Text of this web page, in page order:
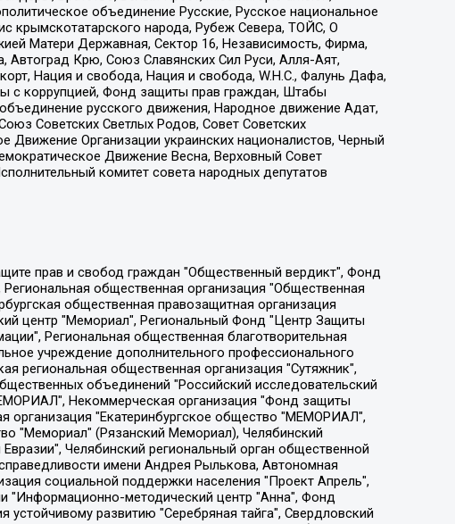
объединение Русские, Русское национальное
крымскотатарского народа, Рубеж Севера, ТОЙС, О
Матери Державная, Сектор 16, Независимость, Фирма,
Автоград Крю, Союз Славянских Сил Руси, Алля-Аят,
Нация и свобода, Нация и свобода, W.H.С., Фалунь Дафа,
с коррупцией, Фонд защиты прав граждан, Штабы
русского движения, Народное движение Адат,
Советских Светлых Родов, Совет Советских
Организации украинских националистов, Черный
Движение Весна, Верховный Совет
комитет совета народных депутатов
"Честные выборы", Еланчик Олег Александрович, Общество с ограниченной ответственностью "Нобелевский призыв", Гималова Регина Эмилевна, Григорьев Андрей Валерьевич, Григорьева Алина Александровна, Ассоциация по содействию защите прав призывников, альтернативнослужащих и военнослужащих "Правозащитная группа "Гражданин.Армия.Право", Хисамова Регина Фаритовна, Автономная некоммерческая организация по реализации социально-правовых программ "Лилит", Дальневосточное общественное движение "Маяк", Санкт-Петербургская ЛГБТ-инициативная группа "Выход", Инициативная группа ЛГБТ+ "Реверс", Алексеев Андрей Викторович, Бекбулатова Таисия Львовна, Беляев Иван Михайлович, Владыкина Елена Сергеевна, Гельман Марат Александрович, Никульшина Вероника Юрьевна, Толоконникова Надежда Андреевна, Шендерович Виктор Анатольевич, Общество с ограниченной ответственностью "Данное сообщение", Общество с ограниченной ответственностью Издательский дом "Новая глава", Айнбиндер Александра Александровна, Московский комьюнити-центр для ЛГБТ+инициатив, Благотворительный фонд развития филантропии, Deutsche Welle (Германия, Kurt-Schumacher-Strasse 3, 53113 Bonn), Борзунова Мария Михайловна, Воробьев Виктор Викторович, Голубева Анна Львовна, Константинова Алла Михайловна, Малкова Ирина Владимировна, Мурадов Мурад Абдулгалимович, Осетинская Елизавета Николаевна, Понасенков Евгений Николаевич, Ганапольский Матвей Юрьевич, Киселев Евгений Алексеевич, Борухович Ирина Григорьевна, Дремин Иван Тимофеевич, Дубровский Дмитрий Викторович, Красноярская региональная общественная организация поддержки и развития альтернативных образовательных технологий и межкультурных коммуникаций "ИНТЕРРА", Маяковская Екатерина Алексеевна, Фейгин Марк Захарович, Филимонов Андрей Викторович, Дзугкоева Регина Николаевна, Доброхотов Роман Александрович, Дудь Юрий Александрович, Елкин Сергей Владимирович, Кругликов Кирилл Игоревич, Сабунаева Мария Леонидовна, Семенов Алексей Владимирович, Шаинян Карен Багратович, Шульман Екатерина Михайловна, Асафьев Артур Валерьевич, Вахштайн Виктор Семенович, Венедиктов Алексей Алексеевич, Лушникова Екатерина Евгеньевна, Волков Леонид Михайлович, Невзоров Александр Глебович, Пархоменко Сергей Борисович, Сироткин Ярослав Николаевич, Кара-Мурза Владимир Владимирович, Баранова Наталья Владимировна, Гозман Леонид Яковлевич, Кагарлицкий Борис Юльевич, Климарев Михаил Валерьевич, Милов Владимир Станиславович, Автономная некоммерческая организация Краснодарский центр современного искусства "Типография", Моргенштерн Алишер Тагирович, Соболь Любовь Эдуардовна, Общество с ограниченной ответственностью "ЛИЗА НОРМ", Каспаров Гарри Кимович, Ходорковский Михаил Борисович, Общество с ограниченной ответственностью "Апрельские тезисы", Данилович Ирина Брониславовна, Кашин Олег Владимирович, Петров Николай Владимирович, Пивоваров Алексей Владимирович, Соколов Михаил Владимирович, Цветкова Юлия Владимировна, Чичваркин Евгений Александрович, Комитет против пыток/Команда против пыток, Общество с ограниченной ответственностью "Первый научный", Общество с ограниченной ответственностью "Вертолет и ко", Белоцерковская Вероника Борисовна, Кац Максим Евгеньевич, Лазарева Татьяна Юрьевна, Шаведдинов Руслан Табризович, Яшин Илья Валерьевич, Общество с ограниченной ответственностью "Иноагент ААВ", Алешковский Дмитрий Петрович, Альбац Евгения Марковна, Быков Дмитрий Львович, Галямина Юлия Евгеньевна, Лойко Сергей Леонидович, Мартынов Кирилл Константинович, Медведев Сергей Александрович, Крашенинников Федор Геннадиевич, Гордеева Катерина Вл